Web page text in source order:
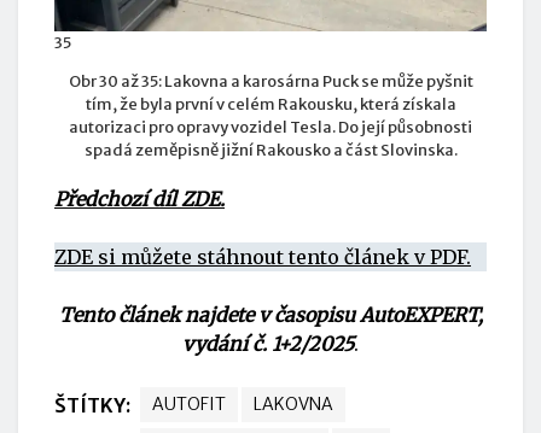
35
Obr 30 až 35: Lakovna a karosárna Puck se může pyšnit
tím, že byla první v celém Rakousku, která získala
autorizaci pro opravy vozidel Tesla. Do její působnosti
spadá zeměpisně jižní Rakousko a část Slovinska.
Předchozí díl ZDE.
ZDE si můžete stáhnout tento článek v PDF.
Tento článek najdete v časopisu AutoEXPERT,
vydání č. 1+2/2025.
ŠTÍTKY: AUTOFIT
LAKOVNA